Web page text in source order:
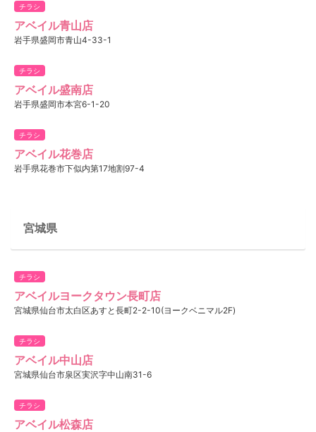
チラシ
アベイル青山店
岩手県盛岡市青山4-33-1
チラシ
アベイル盛南店
岩手県盛岡市本宮6-1-20
チラシ
アベイル花巻店
岩手県花巻市下似内第17地割97-4
宮城県
チラシ
アベイルヨークタウン長町店
宮城県仙台市太白区あすと長町2-2-10(ヨークベニマル2F)
チラシ
アベイル中山店
宮城県仙台市泉区実沢字中山南31-6
チラシ
アベイル松森店